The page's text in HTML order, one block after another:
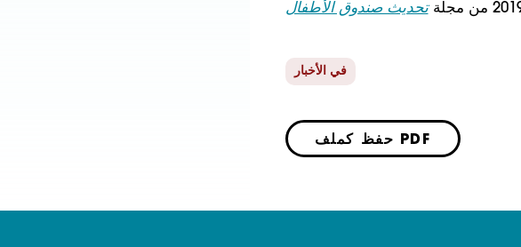
تحديث صندوق الأطفال
في الأخبار
حفظ كملف PDF